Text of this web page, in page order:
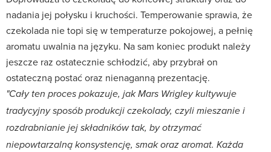
nadania jej połysku i kruchości. Temperowanie sprawia, że
czekolada nie topi się w temperaturze pokojowej, a pełnię
aromatu uwalnia na języku. Na sam koniec produkt należy
jeszcze raz ostatecznie schłodzić, aby przybrał on
ostateczną postać oraz nienaganną prezentację.
"Cały ten proces pokazuje, jak Mars Wrigley kultywuje
tradycyjny sposób produkcji czekolady, czyli mieszanie i
rozdrabnianie jej składników tak, by otrzymać
niepowtarzalną konsystencję, smak oraz aromat. Każda